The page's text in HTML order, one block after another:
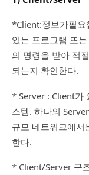
*Client:정보가필요
있는 프로그램 또
의 명령을 받아 적
되는지 확인한다.
* Server : Client가
스템. 하나의
규모 네트워크에서
한다.
* Client/Server 구